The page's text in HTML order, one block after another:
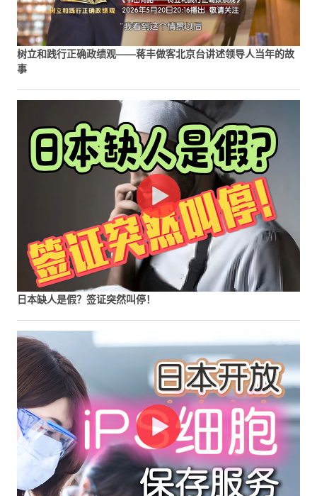
树立和践行正确政绩观——蒋丰做客北京台讲述领导人当年的故
事
日本缺人是假？签证突然叫停！